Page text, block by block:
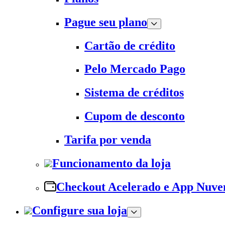
Pague seu plano
Cartão de crédito
Pelo Mercado Pago
Sistema de créditos
Cupom de desconto
Tarifa por venda
Funcionamento da loja
Checkout Acelerado e App
Configure sua loja